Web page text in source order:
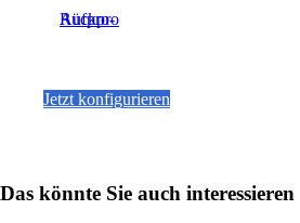
Aufpro-Rückpro
Jetzt konfigurieren
Varianten
Das könnte Sie auch interessieren